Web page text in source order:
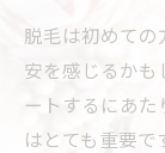
脱毛は初めての
安を感じるか
ートするにあた
はとても重要